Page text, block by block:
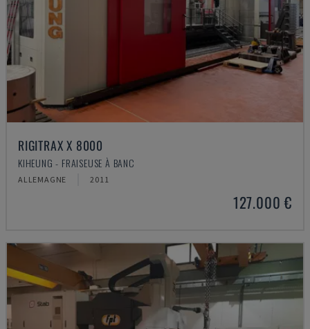
RIGITRAX X 8000
KIHEUNG - FRAISEUSE À BANC
ALLEMAGNE 2011
127.000 €